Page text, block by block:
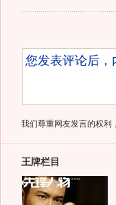
我们尊重网友发言的权利
王牌栏目